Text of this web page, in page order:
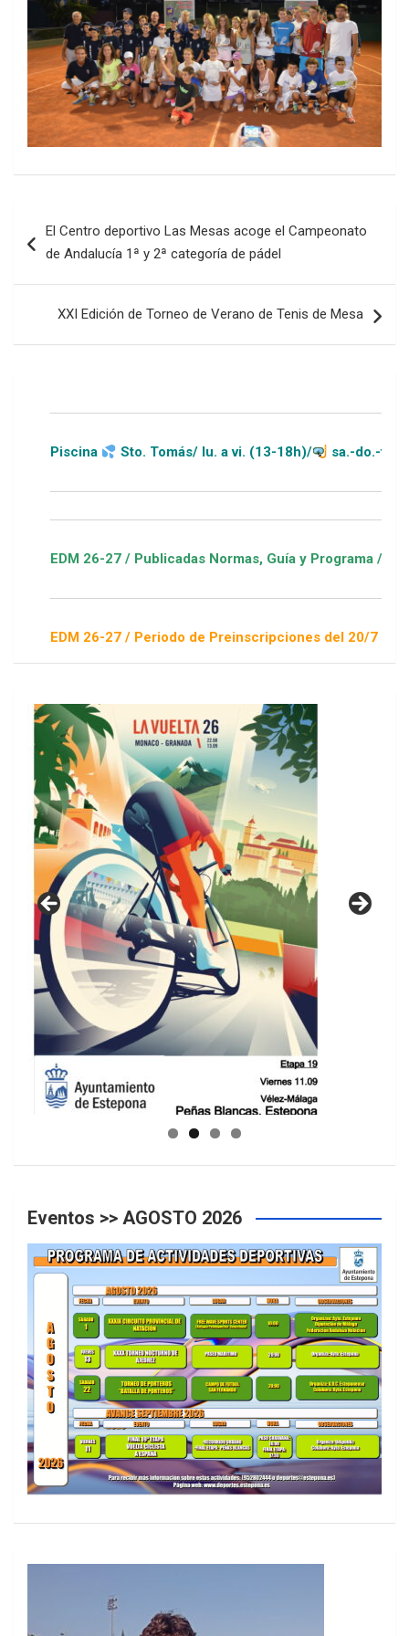
de
El Centro deportivo Las Mesas acoge el Campeonato
de Andalucía 1ª y 2ª categoría de pádel
XXI Edición de Torneo de Verano de Tenis de Mesa
Sto. Tomás/ lu. a vi. (13-18h)/ sa.-do.-festivos (11-
26-27 / Publicadas Normas, Guía y Programa / ver Escuelas
26-27 / Periodo de Preinscripciones del 20/7 al 16/8 /
GUIA DE INSTALACIONES DEPORTIVAS
Eventos >> AGOSTO 2026